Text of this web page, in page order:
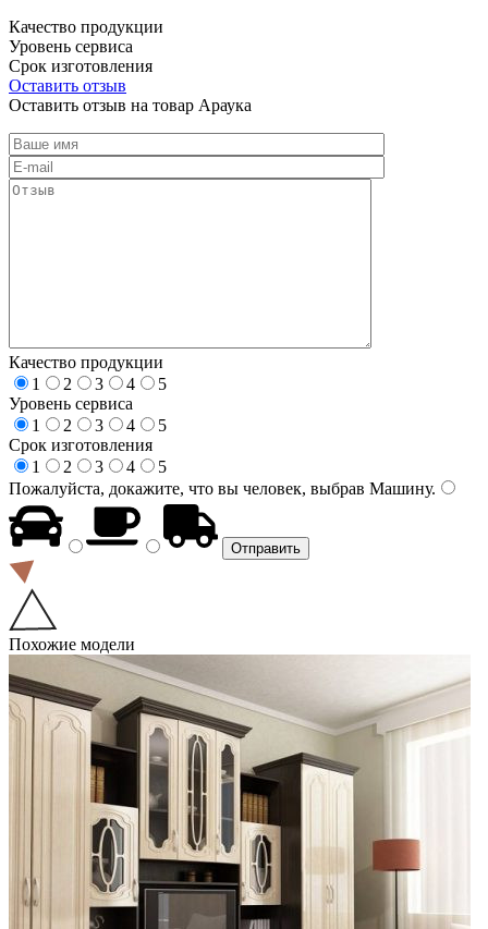
Качество продукции
Уровень сервиса
Срок изготовления
Оставить отзыв
Оставить отзыв на товар Араука
Качество продукции
1
2 3 4
5
Уровень сервиса
1
2 3 4
5
Срок изготовления
1
2 3 4
5
Пожалуйста, докажите, что вы человек, выбрав Машину.
Похожие модели